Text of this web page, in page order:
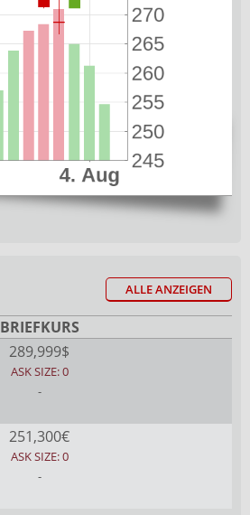
ALLE ANZEIGEN
BRIEFKURS
289,999$
ASK SIZE: 0
-
251,300€
ASK SIZE: 0
-